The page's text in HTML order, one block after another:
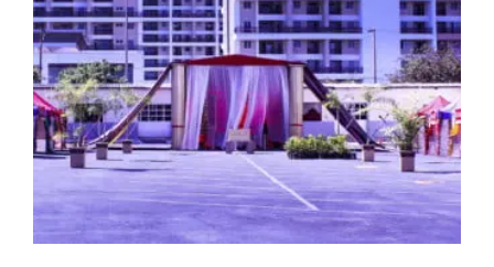
Festa dos tabernáculos 2019